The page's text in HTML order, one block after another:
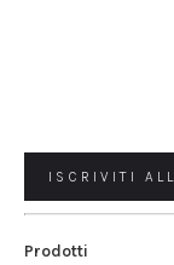
ISCRIVITI
Prodotti